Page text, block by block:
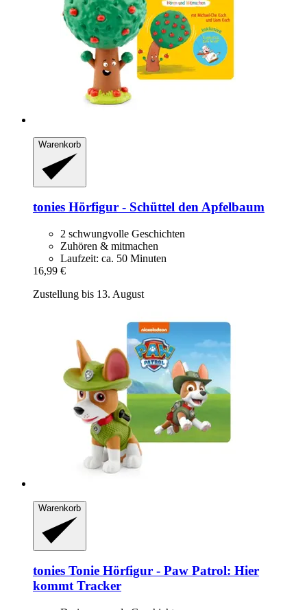
Warenkorb
tonies ​Hörfigur -​ Schüttel den Apfelbaum
2 schwungvolle Geschichten
Zuhören & mitmachen
Laufzeit: ca. 50 Minuten
16,99 €
Zustellung bis 13. August
Warenkorb
tonies Tonie Hörfigur -​ Paw Patrol: Hier
kommt Tracker